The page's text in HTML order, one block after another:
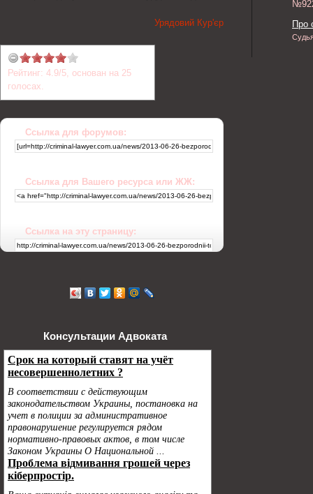
Урядовий Кур'єр
Рейтинг: 4.9/5, основан на 25
голосах.
Ссылка для форумов:
Ссылка для Вашего ресурса или ЖЖ:
Ссылка на эту страницу:
Консультации Адвоката
Про